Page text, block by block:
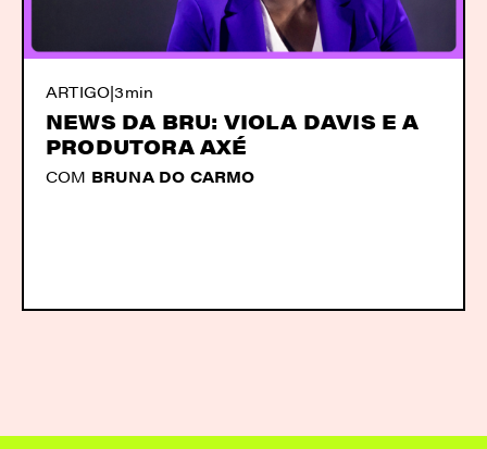
ARTIGO|3min
NEWS DA BRU: VIOLA DAVIS E A
PRODUTORA AXÉ
COM BRUNA DO CARMO